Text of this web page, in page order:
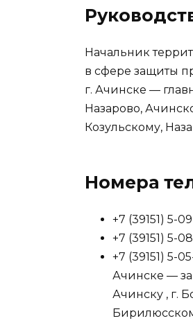
Начальник
в сфере защиты
г. Ачинске —
Назарово,
Козульскому,
Номера
+7 (39151) 5-
+7 (39151) 5-
+7 (39151) 5-
Ачинске —
Ачинску , г.